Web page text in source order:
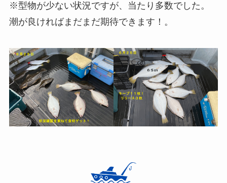
※型物が少ない状況ですが、当たり多数でした。
潮が良ければまだまだ期待できます！。